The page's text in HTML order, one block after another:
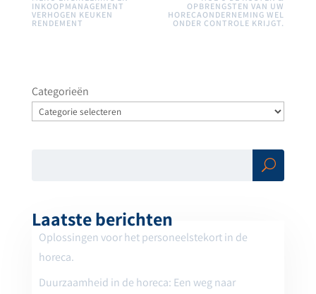
INKOOPMANAGEMENT
VERHOGEN KEUKEN
RENDEMENT
OPBRENGSTEN VAN UW
HORECAONDERNEMING WEL
ONDER CONTROLE KRIJGT.
Categorieën
Zoe
ken
Laatste berichten
Oplossingen voor het personeelstekort in de
horeca.
Duurzaamheid in de horeca: Een weg naar